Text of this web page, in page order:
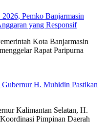
Pemko Banjarmasin
yang Responsif
Kota Banjarmasin
Rapat Paripurna
H. Muhidin Pastikan
Kalimantan Selatan, H.
Pimpinan Daerah